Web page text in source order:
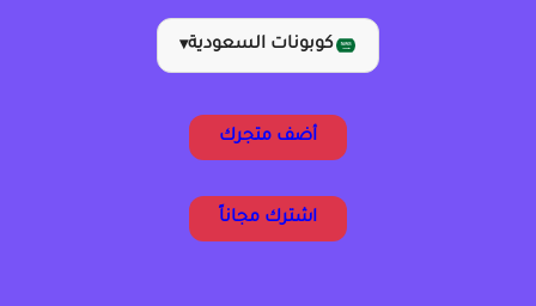
كوبونات السعودية▾
أضف متجرك
اشترك مجاناً